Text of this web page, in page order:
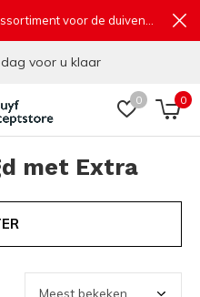
0 0
voor u klaar
met Extra